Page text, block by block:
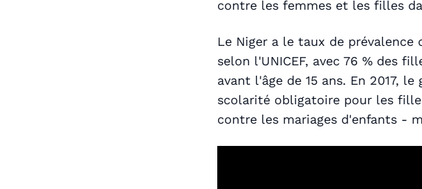
contre les femmes et les filles
Le Niger a le taux de prévalence
selon l'UNICEF, avec 76 % des
avant l'âge de 15 ans. En 2017,
scolarité obligatoire pour les
contre les mariages d'enfants -